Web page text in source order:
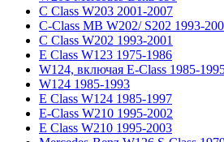
C Class W203 2001-2007
C-Class MB W202/ S202 1993-
C Class W202 1993-2001
E Class W123 1975-1986
W124, включая E-Class 1985-
W124 1985-1993
E Class W124 1985-1997
E-Class W210 1995-2002
E Class W210 1995-2003